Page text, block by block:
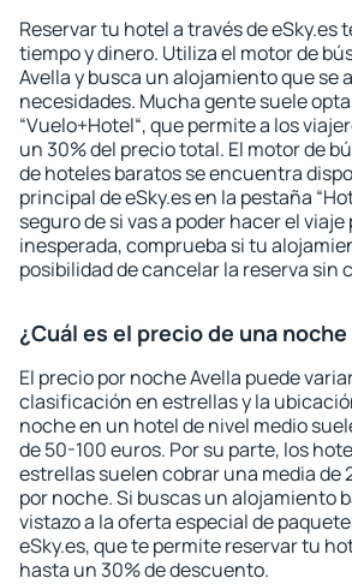
Reservar tu hotel a través de eSky.es
tiempo y dinero. Utiliza el motor de
Avella y busca un alojamiento que se
necesidades. Mucha gente suele
“Vuelo+Hotel“, que permite a los
un 30% del precio total. El motor de
de hoteles baratos se encuentra
principal de eSky.es en la pestaña
seguro de si vas a poder hacer el
inesperada, comprueba si tu
posibilidad de cancelar la reserva sin
¿Cuál es el precio de una
El precio por noche Avella puede
clasificación en estrellas y la
noche en un hotel de nivel medio
de 50-100 euros. Por su parte, los
estrellas suelen cobrar una media de
por noche. Si buscas un alojamiento
vistazo a la oferta especial de
eSky.es, que te permite reservar tu
hasta un 30% de descuento.